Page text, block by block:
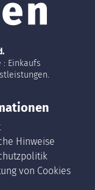
Einkaufs
Hinweise
von Cookies